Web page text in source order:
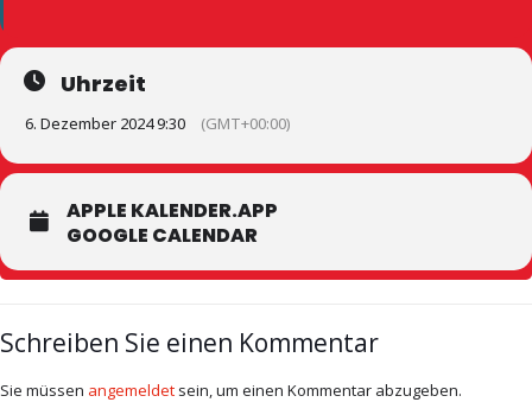
Uhrzeit
6. Dezember 2024 9:30 (GMT+00:00)
APPLE KALENDER.APP
GOOGLE CALENDAR
Schreiben Sie einen Kommentar
Sie müssen angemeldet sein, um einen Kommentar abzugeben.